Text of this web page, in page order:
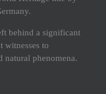
behind a significant
witnesses to
natural phenomena.